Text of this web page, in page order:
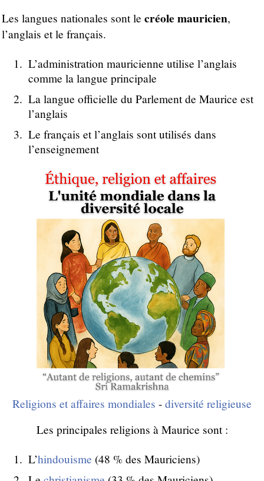
Les langues nationales sont le créole mauricien,
l’anglais et le français.
L’administration mauricienne utilise l’anglais
comme la langue principale
La langue officielle du Parlement de Maurice est
l’anglais
Le français et l’anglais sont utilisés dans
l’enseignement
Religions et affaires mondiales - diversité religieuse
Les principales religions à Maurice sont :
L’hindouisme (48 % des Mauriciens)